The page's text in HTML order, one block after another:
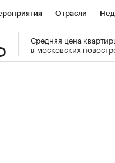
Отрасли
РБК Курсы РБК Life
Средняя цена
в московских